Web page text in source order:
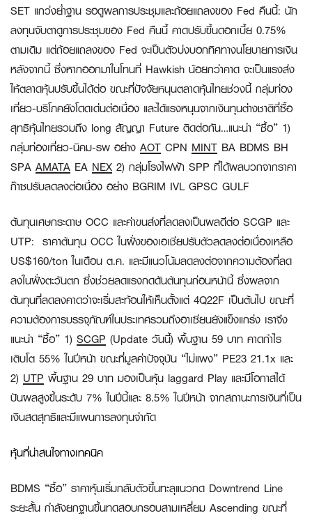
SET แกว่งย่ำฐาน รอดูผลการประชุมและถ้อยแถลงของ Fed คืนนี้: นัก
ลงทุนจับตาดูการประชุมของ Fed คืนนี้ คาดปรับขึ้นดอกเบี้ย 0.75%
ตามเดิม แต่ถ้อยแถลงของ Fed จะเป็นตัวบ่งบอกทิศทางนโยบายการเงิน
หลังจากนี้ ซึ่งหากออกมาในโทนที่ Hawkish น้อยกว่าคาด จะเป็นแรงส่ง
ให้ตลาดหุ้นปรับขึ้นได้ต่อ ขณะที่ปัจจัยหนุนตลาดหุ้นไทยช่วงนี้ กลุ่มท่อง
เที่ยว-บริโภคยังโดดเด่นต่อเนื่อง และได้แรงหนุนจากเงินทุนต่างชาติที่ซื้อ
สุทธิหุ้นไทยรวมถึง long สัญญา Future ติดต่อกัน…แนะนำ “ซื้อ” 1)
กลุ่มท่องเที่ยว-นิคม-รพ อย่าง AOT CPN MINT BA BDMS BH
SPA AMATA EA NEX 2) กลุ่มโรงไฟฟ้า SPP ที่ได้ผลบวกจากราคา
ก๊าซปรับลดลงต่อเนื่อง อย่าง BGRIM IVL GPSC GULF
ต้นทุนเศษกระดาษ OCC และค่าขนส่งที่ลดลงเป็นผลดีต่อ SCGP และ
UTP: ราคาต้นทุน OCC ในฝั่งของเอเชียปรับตัวลดลงต่อเนื่องเหลือ
US$160/ton ในเดือน ต.ค. และมีแนวโน้มลดลงต่อจากความต้องที่ลด
ลงในฝั่งตะวันตก ซึ่งช่วยลดแรงกดดันต้นทุนก่อนหน้านี้ ซึ่งผลจาก
ต้นทุนที่ลดลงคาดว่าจะเริ่มสะท้อนให้เห็นตั้งแต่ 4Q22F เป็นต้นไป ขณะที่
ความต้องการบรรจุภัณฑ์ในประเทศรวมถึงอาเซียนยังแข็งแกร่ง เราจึง
แนะนำ “ซื้อ” 1) SCGP (Update วันนี้) พื้นฐาน 59 บาท คาดกำไร
เติบโต 55% ในปีหน้า ขณะที่มูลค่าปัจจุบัน “ไม่แพง” PE23 21.1x และ
2) UTP พื้นฐาน 29 บาท มองเป็นหุ้น laggard Play และมีโอกาสได้
ปันผลสูงขึ้นระดับ 7% ในปีนี้และ 8.5% ในปีหน้า จากสถานะการเงินที่เป็น
เงินสดสุทธิและมีแผนการลงทุนจำกัด
หุ้นที่น่าสนใจทางเทคนิค
BDMS “ซื้อ” ราคาหุ้นเริ่มกลับตัวขึ้นทะลุแนวกด Downtrend Line
ระยะสั้น กำลังยกฐานขึ้นทดสอบกรอบสามเหลี่ยม Ascending ขณะที่